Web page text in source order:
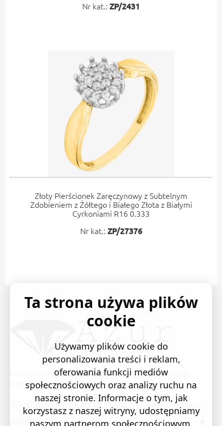
Nr kat.: ZP/2431
Złoty Pierścionek Zaręczynowy z Subtelnym
Zdobieniem z Żółtego i Białego Złota z Białymi
Cyrkoniami R16 0.333
Nr kat.: ZP/27376
E-Azur to świetne i sprawdzone miejsce na zakupy. W każdy
produkt wkładamy swoją pasję i serce.
© 2023 Sklep Jubilerski AZUR. Wszystkie prawa zastrzeżone
INFORMACJE
Ta strona używa plików
cookie
Używamy plików cookie do
personalizowania treści i reklam,
oferowania funkcji mediów
społecznościowych oraz analizy ruchu na
naszej stronie. Informacje o tym, jak
korzystasz z naszej witryny, udostępniamy
naszym partnerom społecznościowym,